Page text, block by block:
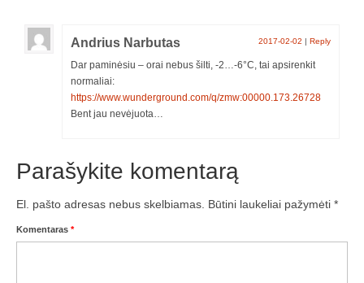
Andrius Narbutas 2017-02-02 | Reply
Dar paminėsiu – orai nebus šilti, -2…-6°C, tai apsirenkit
normaliai:
https://www.wunderground.com/q/zmw:00000.173.26728
Bent jau nevėjuota…
Parašykite komentarą
El. pašto adresas nebus skelbiamas. Būtini laukeliai pažymėti *
Komentaras *